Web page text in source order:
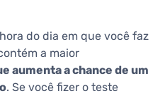
do dia em que você faz
a maior
aumenta a chance de um
. Se você fizer o teste